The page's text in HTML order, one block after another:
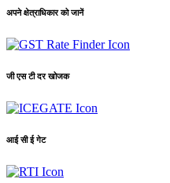
अपने क्षेत्राधिकार को जानें
जी एस टी दर खोजक
आई सी ई गेट